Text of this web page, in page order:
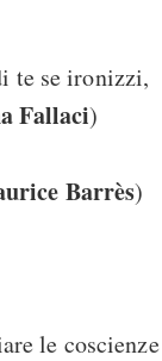
te se ironizzi,
Fallaci)
Barrès)
le coscienze